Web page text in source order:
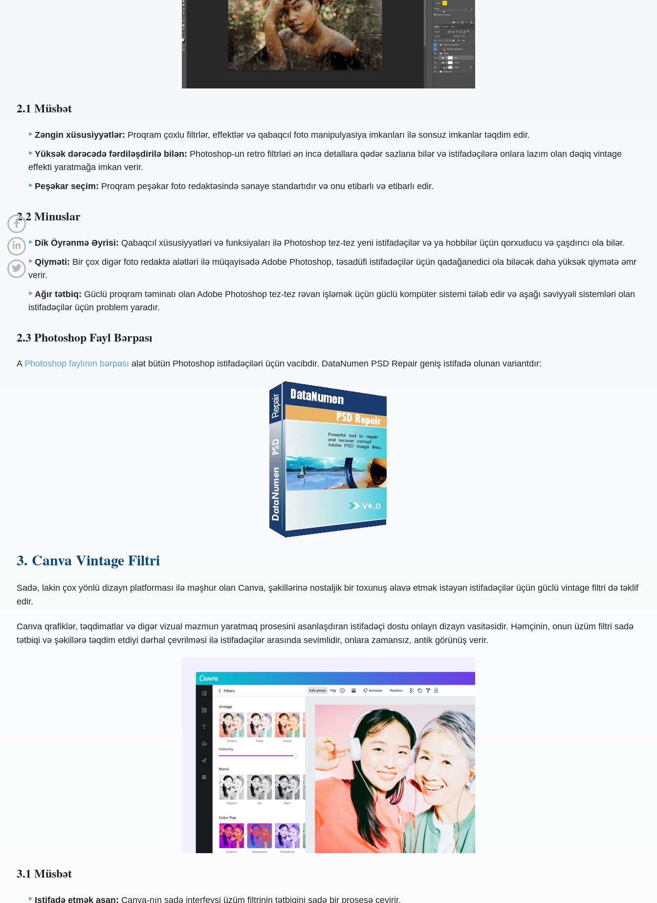
2.1 Müsbət
Zəngin xüsusiyyətlər: Proqram çoxlu filtrlər, effektlər və qabaqcıl foto manipulyasiya imkanları ilə sonsuz imkanlar təqdim edir.
Yüksək dərəcədə fərdiləşdirilə bilən: Photoshop-un retro filtrləri ən incə detallara qədər sazlana bilər və istifadəçilərə onlara lazım olan dəqiq vintage
effekti yaratmağa imkan verir.
Peşəkar seçim: Proqram peşəkar foto redaktəsində sənaye standartıdır və onu etibarlı və etibarlı edir.
2.2 Minuslar
Dik Öyrənmə Əyrisi: Qabaqcıl xüsusiyyətləri və funksiyaları ilə Photoshop tez-tez yeni istifadəçilər və ya hobbilər üçün qorxuducu və çaşdırıcı ola bilər.
Qiyməti: Bir çox digər foto redaktə alətləri ilə müqayisədə Adobe Photoshop, təsadüfi istifadəçilər üçün qadağanedici ola biləcək daha yüksək qiymətə əmr
verir.
Ağır tətbiq: Güclü proqram təminatı olan Adobe Photoshop tez-tez rəvan işləmək üçün güclü kompüter sistemi tələb edir və aşağı səviyyəli sistemləri olan
istifadəçilər üçün problem yaradır.
2.3 Photoshop Fayl Bərpası
A Photoshop faylının bərpası alət bütün Photoshop istifadəçiləri üçün vacibdir. DataNumen PSD Repair geniş istifadə olunan variantdır:
3. Canva Vintage Filtri
Sadə, lakin çox yönlü dizayn platforması ilə məşhur olan Canva, şəkillərinə nostaljik bir toxunuş əlavə etmək istəyən istifadəçilər üçün güclü vintage filtri də təklif
edir.
Canva qrafiklər, təqdimatlar və digər vizual məzmun yaratmaq prosesini asanlaşdıran istifadəçi dostu onlayn dizayn vasitəsidir. Həmçinin, onun üzüm filtri sadə
tətbiqi və şəkillərə təqdim etdiyi dərhal çevrilməsi ilə istifadəçilər arasında sevimlidir, onlara zamansız, antik görünüş verir.
3.1 Müsbət
Istifadə etmək asan: Canva-nın sadə interfeysi üzüm filtrinin tətbiqini sadə bir prosesə çevirir.